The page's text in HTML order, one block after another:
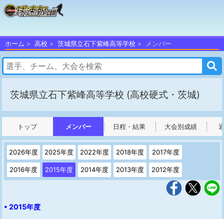
ホーム 高校 茨城県立石下紫峰高等学校 メンバー
茨城県立石下紫峰高等学校 (高校硬式・茨城)
トップ メンバー 日程・結果 大会別成績
2026年度 2025年度 2022年度 2018年度 2017年度
2016年度 2015年度 2014年度 2013年度 2012年度
• 2015年度